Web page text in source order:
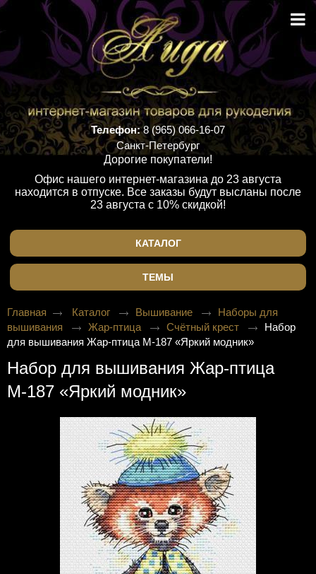
Телефон:8 (965) 066-16-07
Санкт-Петербург
Дорогие покупатели!
Офис нашего интернет-магазина до 23 августа
находится в отпуске. Все заказы будут высланы после
23 августа с 10% скидкой!
КАТАЛОГ
ТЕМЫ
Главная Каталог Вышивание
Наборы для
вышивания
Жар-птица Счётный крест
Набор
для вышивания Жар-птица М-187 «Яркий модник»
Набор для вышивания Жар-птица
М-187 «Яркий модник»